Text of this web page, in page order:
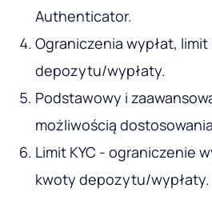
Authenticator.
Ograniczenia wypłat,
depozytu/wypłaty.
Podstawowy i
możliwością
Limit KYC - ograniczenie
kwoty depozytu/wypłaty.